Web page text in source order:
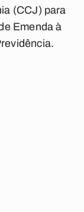
(CCJ) para
Emenda à